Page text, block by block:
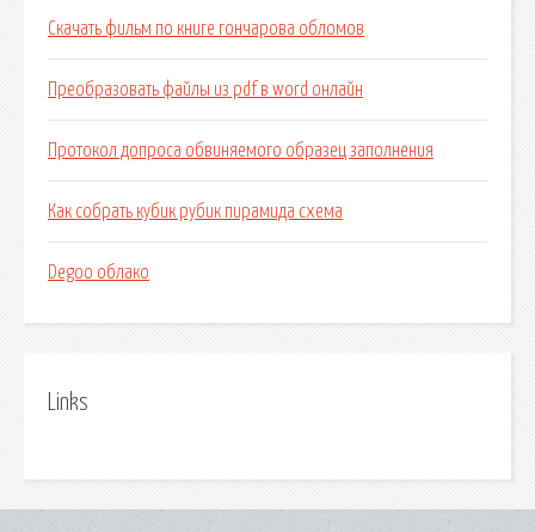
Скачать фильм по книге гончарова обломов
Преобразовать файлы из pdf в word онлайн
Протокол допроса обвиняемого образец заполнения
Как собрать кубик рубик пирамида схема
Degoo облако
Links